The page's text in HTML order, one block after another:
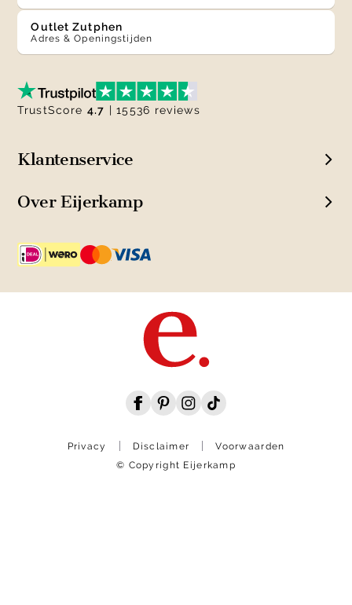
Outlet Zutphen
Adres & Openingstijden
Klantenservice
Over Eijerkamp
TrustScore 4.7 | 15536 reviews
Privacy Disclaimer
Voorwaarden
© Copyright Eijerkamp